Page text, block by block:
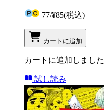
77/¥85(税込)
カートに追加
カートに追加しました
試し読み